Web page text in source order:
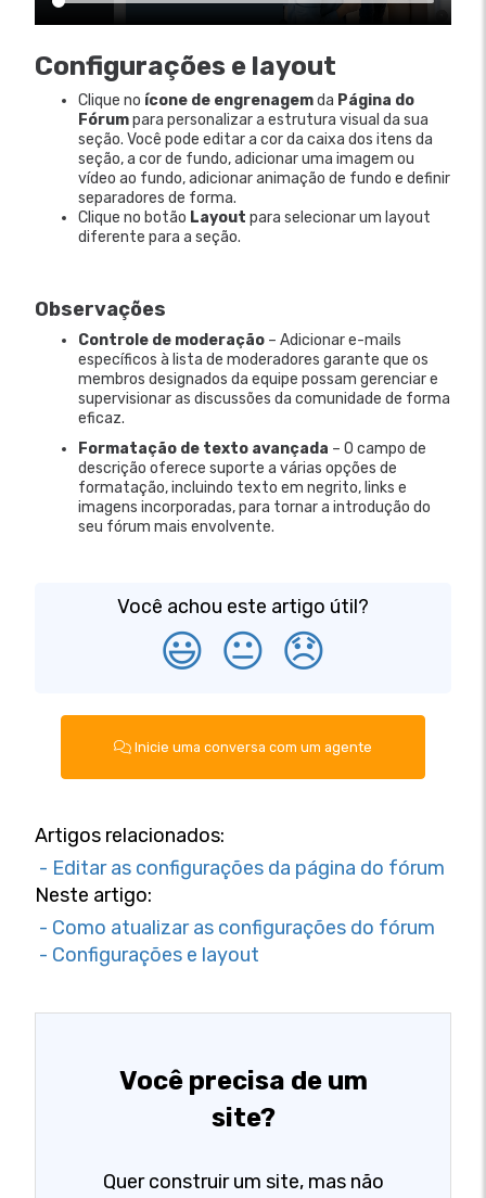
Configurações e layout
Clique no ícone de engrenagemda Página do
Fórumpara personalizar a estrutura visual da sua
seção. Você pode editar a cor da caixa dos itens da
seção, a cor de fundo, adicionar uma imagem ou
vídeo ao fundo, adicionar animação de fundo e definir
separadores de forma.
Clique no botão Layout para selecionar um layout
diferente para a seção.
Observações
Controle de moderação – Adicionar e-mails
específicos à lista de moderadores garante que os
membros designados da equipe possam gerenciar e
supervisionar as discussões da comunidade de forma
eficaz.
Formatação de texto avançada – O campo de
descrição oferece suporte a várias opções de
formatação, incluindo texto em negrito, links e
imagens incorporadas, para tornar a introdução do
seu fórum mais envolvente.
Você achou este artigo útil?
😃 😐 😞
Inicie uma conversa com um agente
Artigos relacionados:
- Editar as configurações da página do fórum
Neste artigo:
- Como atualizar as configurações do fórum
- Configurações e layout
Você precisa de um
site?
Quer construir um site, mas não